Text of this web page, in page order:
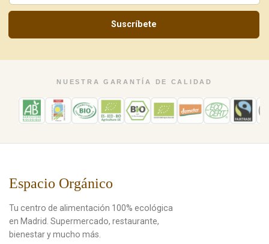
Suscríbete
NUESTRA GARANTÍA DE CALIDAD
Espacio Orgánico
Tu centro de alimentación 100% ecológica
en Madrid. Supermercado, restaurante,
bienestar y mucho más.